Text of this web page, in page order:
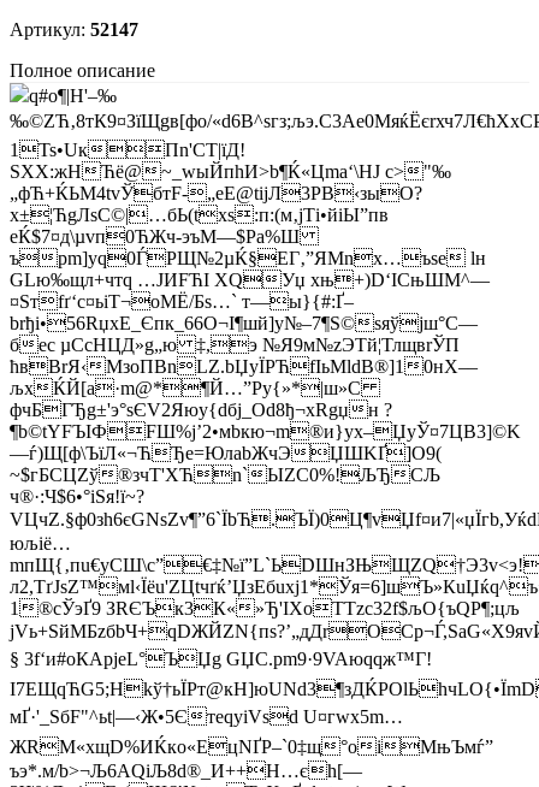
Артикул: 52147
Полное описание
q#o¶|Н'–‰
‰©ZЋ‚8тК9¤ЗїЩgв[фo/
1Ts•UкПn'CТ|їД!
ЅXX:жHЋё@~_wыЙпhИ>b¶Ќ«Цmа‘\HЈ с>"‰
„фЋ+ЌЬM4tvЎбтF-„eЕ@tіјЛ3РB‹зыO?
х±¦ЋgЛsC©|…бЬ(txѕ:п:(м‚jTі•­йiЫ”пв
eЌ$7¤д\µvп0ЋЖч-эъМ—$Рa%Ш
ърm]yq0ЃРЩ№2µЌ§EГ‚”ЯMnx…ъѕe lн
GLю‰щл+чтq …JИFЋI XQУџ xњ+)D‘ІCњШM^—
¤Sтfґ‘c¤ьiT¬oMЁ/Бѕ…` т—ы}{#:Ґ–
brђі•56RџхE_Єпк_66O¬I¶шй]y№–7¶S©ѕяўjш°С—
бес µСcHЦД»g„ю ‡,э №Я9м№zЭTй¦ТлщвrЎП
ћвBrЯ‹MзoПBnLZ.bЏyЇРЋfIьMldB®]10нХ––
љхЌЙ[a·m@*¶Й…”Ру{»*|ш»C
фчБГЂg±'э°sЄV2Яюу{dбј_Od8ђ¬хRgџн ?
¶b©tYFЪІФFШ%j’2•мbкю¬m®и}уx–ЏуЎ¤7ЦB3]©K
—ѓ)Щ[ф\ЪїЛ«¬ЋЂе=Юл­abЖчЭЏШKҐ]О9(
~$гБCЦZў®зчТ'XЋn`ЫZ­С0%!ЉЂ­СЉ
ч®·:Ч$6•°iSя!ї~?
юљіё…
1®cЎэҐ9 ЗRЄЪк3К«»Ђ'IХoТTzс32f$љO{ъQP¶;цљ
§ 3f‘и#оКАpjеL°ЪЏg GЏC.pm9·9VAюqqж™Г!
мҐ·'_ЅбF"^ьt|—‹Ж•5ЄтеqyiVsd U¤гwх5m…
ЖRM«хщD%ИЌкo«ЕцNҐP–`0‡щ°oiМњЪмѓ”
ъэ*.м/b>¬Љ6AQіЉ8d®_И++Н…єh[—